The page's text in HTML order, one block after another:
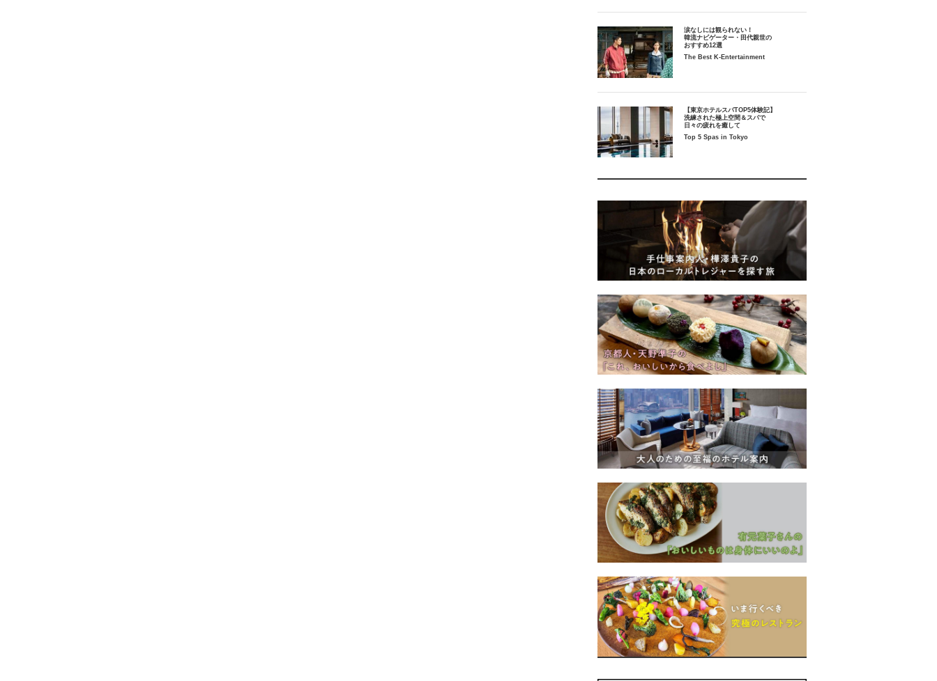
涙なしには観られない！
韓流ナビゲーター・田代親世の
おすすめ12選
The Best K-Entertainment
【東京ホテルスパTOP5体験記】
洗練された極上空間＆スパで
日々の疲れを癒して
Top 5 Spas in Tokyo